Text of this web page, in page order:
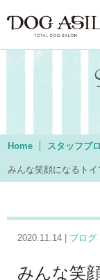
Home スタッフブ
みんな笑顔になるト
2020.11.14 | ブログ
みんな笑